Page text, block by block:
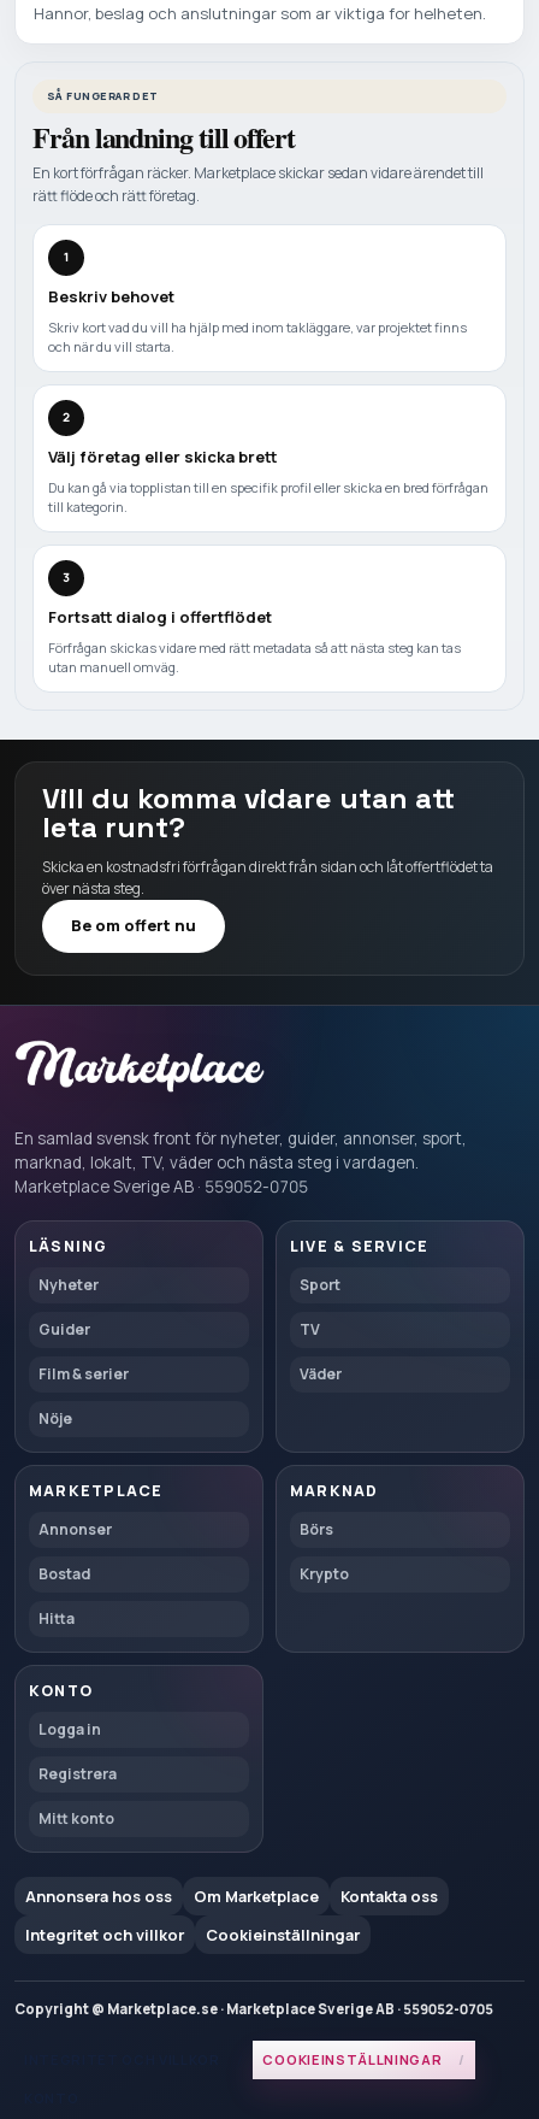
Hannor, beslag och anslutningar som ar viktiga for helheten.
SÅ FUNGERAR DET
Från landning till offert
En kort förfrågan räcker. Marketplace skickar sedan vidare ärendet till
rätt flöde och rätt företag.
1
Beskriv behovet
Skriv kort vad du vill ha hjälp med inom takläggare, var projektet finns
och när du vill starta.
2
Välj företag eller skicka brett
Du kan gå via topplistan till en specifik profil eller skicka en bred förfrågan
till kategorin.
3
Fortsatt dialog i offertflödet
Förfrågan skickas vidare med rätt metadata så att nästa steg kan tas
utan manuell omväg.
Vill du komma vidare utan att
leta runt?
Skicka en kostnadsfri förfrågan direkt från sidan och låt offertflödet ta
över nästa steg.
Be om offert nu
En samlad svensk front för nyheter, guider, annonser, sport,
marknad, lokalt, TV, väder och nästa steg i vardagen.
Marketplace Sverige AB · 559052-0705
LÄSNING
Nyheter
Guider
Film & serier
Nöje
LIVE & SERVICE
Sport
TV
Väder
MARKETPLACE
Annonser
Bostad
Hitta
MARKNAD
Börs
Krypto
KONTO
Logga in
Registrera
Mitt konto
Annonsera hos oss Om Marketplace
Kontakta oss
Integritet och villkor
Cookieinställningar
Copyright @ Marketplace.se · Marketplace Sverige AB · 559052-0705
COOKIEINSTÄLLNINGAR